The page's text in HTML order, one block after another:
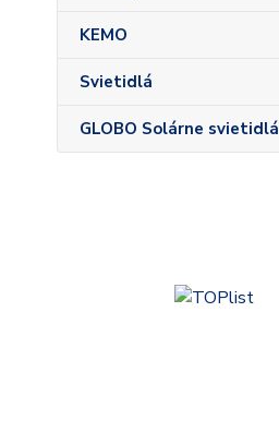
KEMO
Svietidlá
GLOBO Solárne svietidlá